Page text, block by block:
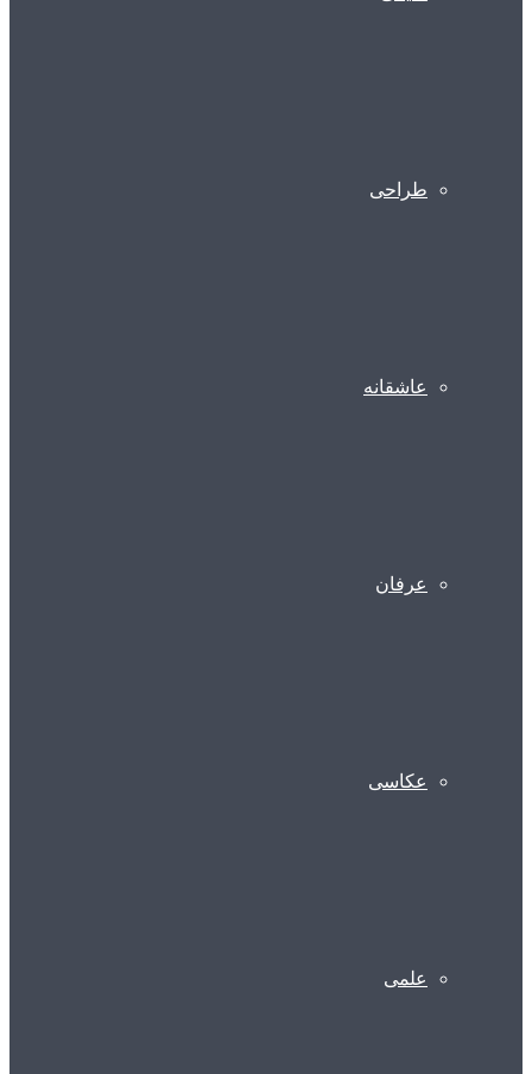
طراحی
عاشقانه
عرفان
عکاسی
علمی